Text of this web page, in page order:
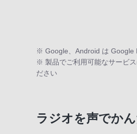
※ Google、Android は Google
※ 製品でご利用可能なサービ
ださい
ラジオを声でか